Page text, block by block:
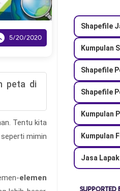
5/20/2020
peta di
Tentu kita
mimin
elemen
Shapefile
Kumpulan
Shapefile
Shapefile
Kumpulan
Kumpulan
Jasa Lapak